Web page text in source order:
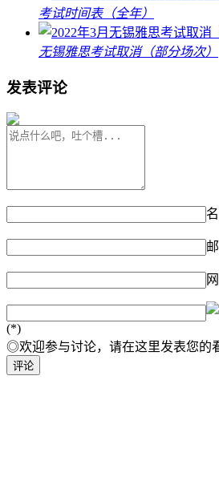
考试时间表（全年）
无锡雅思考试取消（部分场次）
发表评论
(*)
◎欢迎参与讨论，请在这里发表您的